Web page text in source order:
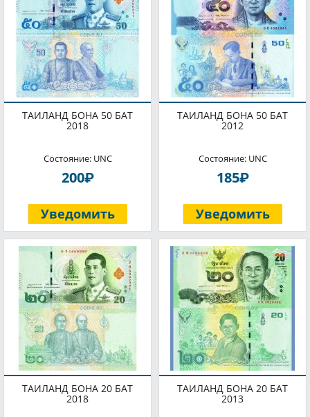
ТАИЛАНД БОНА 50 БАТ
2018
Состояние: UNC
200P
Уведомить
ТАИЛАНД БОНА 50 БАТ
2012
Состояние: UNC
185P
Уведомить
ТАИЛАНД БОНА 20 БАТ
2018
ТАИЛАНД БОНА 20 БАТ
2013